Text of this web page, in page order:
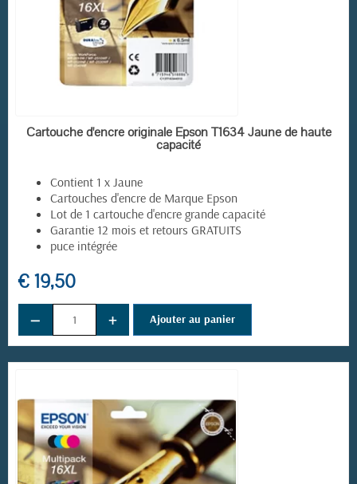
EN STOCK
Cartouche d'encre originale Epson T1634 Jaune de haute
capacité
Contient 1 x Jaune
Cartouches d'encre de Marque Epson
Lot de 1 cartouche d'encre grande capacité
Garantie 12 mois et retours GRATUITS
puce intégrée
€ 19,50
− + Ajouter au panier